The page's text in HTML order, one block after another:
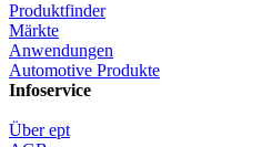
Produktfinder
Märkte
Anwendungen
Automotive Produkte
Infoservice
Über ept